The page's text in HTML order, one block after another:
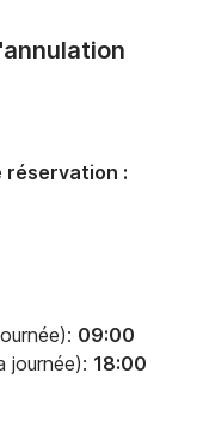
patrimoine
ou faites escale
à Pula –
votre bateau
demande pour
09:00
journée): 18:00
: